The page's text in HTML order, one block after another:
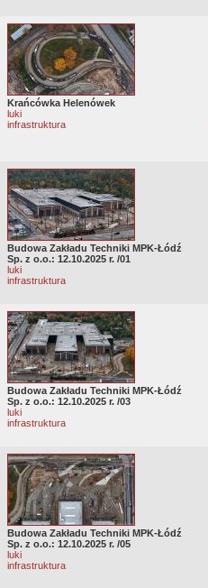
Krańcówka Helenówek
luki
infrastruktura
Budowa Zakładu Techniki MPK-Łódź
Sp. z o.o.: 12.10.2025 r. /01
luki
infrastruktura
Budowa Zakładu Techniki MPK-Łódź
Sp. z o.o.: 12.10.2025 r. /03
luki
infrastruktura
Budowa Zakładu Techniki MPK-Łódź
Sp. z o.o.: 12.10.2025 r. /05
luki
infrastruktura